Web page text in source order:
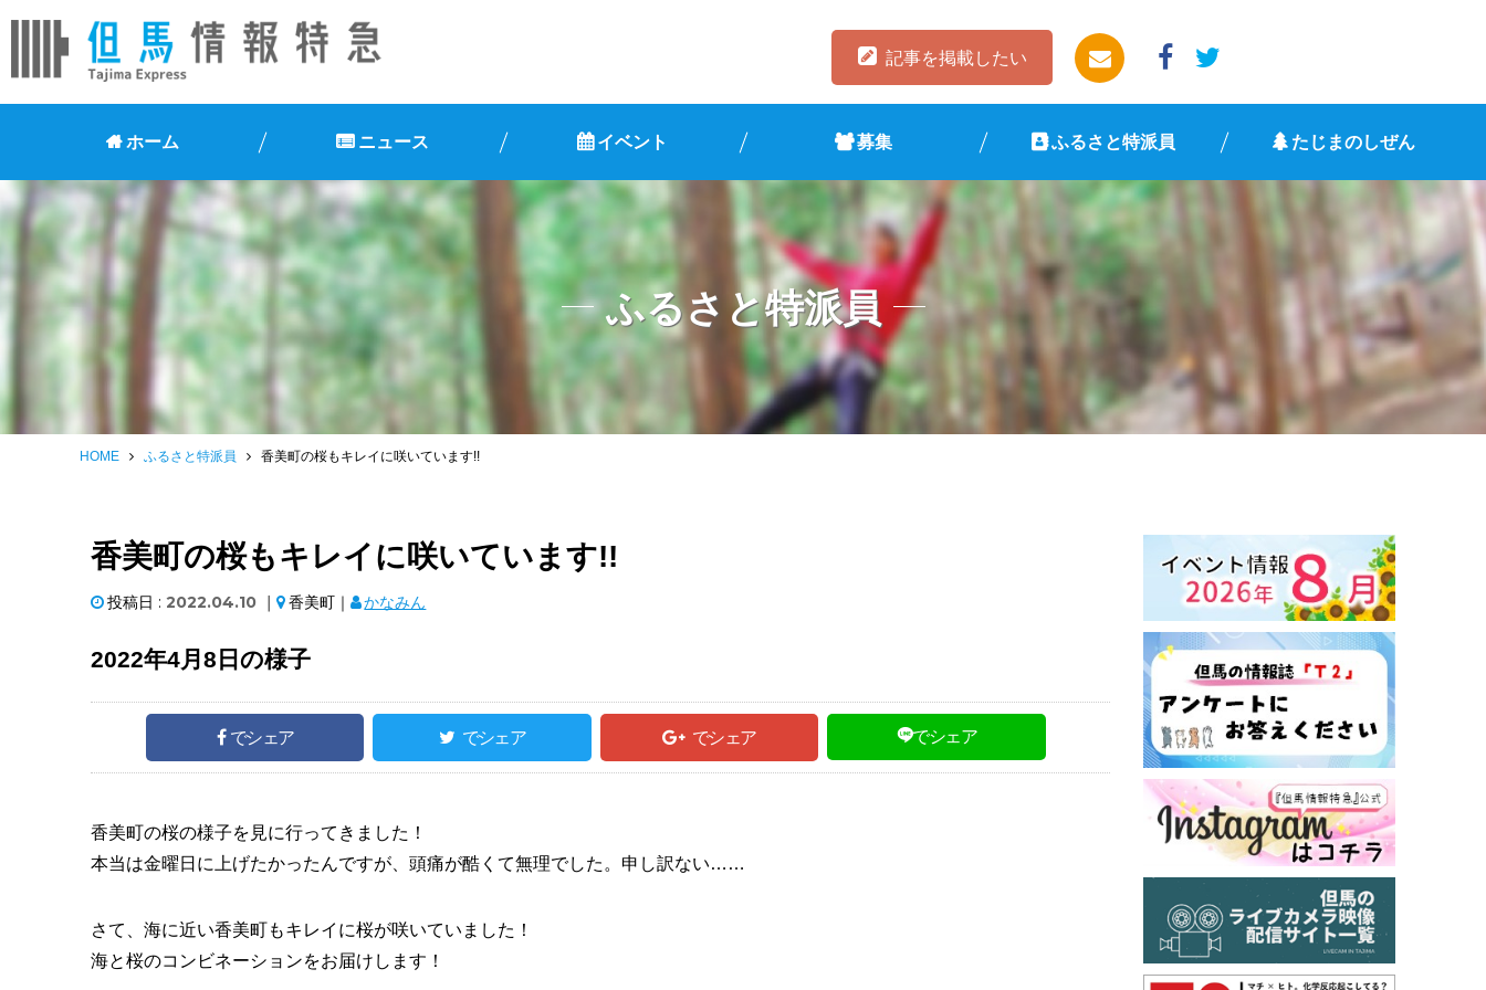
記事を掲載したい
ホーム ニュース イベント 募集 ふるさと特派員 たじまのしぜん
ふるさと特派員
HOME ふるさと特派員 香美町の桜もキレイに咲いています!!
香美町の桜もキレイに咲いています!!
投稿日 : 2022.04.10｜ 香美町｜ かなみん
2022年4月8日の様子
でシェア でシェア でシェア でシェア
香美町の桜の様子を見に行ってきました！
本当は金曜日に上げたかったんですが、頭痛が酷くて無理でした。申し訳ない……
さて、海に近い香美町もキレイに桜が咲いていました！
海と桜のコンビネーションをお届けします！